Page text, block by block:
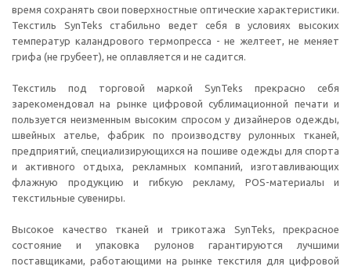
время сохранять свои поверхностные оптические характеристики.
Текстиль SynTeks стабильно ведет себя в условиях высоких
температур каландрового термопресса - не желтеет, не меняет
грифа (не грубеет), не оплавляется и не садится.
Текстиль под торговой маркой SynTeks прекрасно себя
зарекомендовал на рынке цифровой сублимационной печати и
пользуется неизменным высоким спросом у дизайнеров одежды,
швейных ателье, фабрик по производству рулонных тканей,
предприятий, специализирующихся на пошиве одежды для спорта
и активного отдыха, рекламных компаний, изготавливающих
флажную продукцию и гибкую рекламу, POS-материалы и
текстильные сувениры.
Высокое качество тканей и трикотажа SynTeks, прекрасное
состояние и упаковка рулонов гарантируются лучшими
поставщиками, работающими на рынке текстиля для цифровой